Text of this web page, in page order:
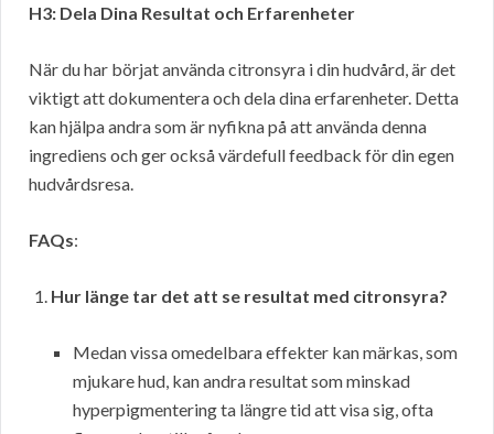
H3: Dela Dina Resultat och Erfarenheter
När du har börjat använda citronsyra i din hudvård, är det
viktigt att dokumentera och dela dina erfarenheter. Detta
kan hjälpa andra som är nyfikna på att använda denna
ingrediens och ger också värdefull feedback för din egen
hudvårdsresa.
FAQs:
Hur länge tar det att se resultat med citronsyra?
Medan vissa omedelbara effekter kan märkas, som
mjukare hud, kan andra resultat som minskad
hyperpigmentering ta längre tid att visa sig, ofta